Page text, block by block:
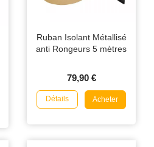
Ruban Isolant Métallisé
anti Rongeurs 5 mètres
79,90 €
Détails Acheter